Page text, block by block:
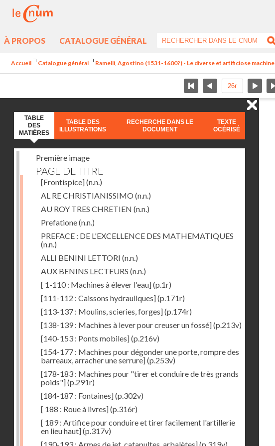
À PROPOS CATALOGUE GÉNÉRAL
Accueil Catalogue général Ramelli, Agostino (1531-1600?) - Le diverse et artificiose machine
TABLE
DES
MATIÈRES
TABLE DES
ILLUSTRATIONS
RECHERCHE DANS LE
DOCUMENT
TEXTE
OCÉRISÉ
Première image
PAGE DE TITRE
[Frontispice](n.n.)
AL RE CHRISTIANISSIMO (n.n.)
AU ROY TRES CHRETIEN (n.n.)
Prefatione(n.n.)
PREFACE : DE L'EXCELLENCE DES MATHEMATIQUES
(n.n.)
ALLI BENINI LETTORI (n.n.)
AUX BENINS LECTEURS (n.n.)
[ 1-110 : Machines à élever l'eau](p.1r)
[111-112 : Caissons hydrauliques](p.171r)
[113-137 : Moulins, scieries, forges](p.174r)
[138-139 : Machines à lever pour creuser un fossé](p.213v)
[140-153 : Ponts mobiles](p.216v)
[154-177 : Machines pour dégonder une porte, rompre des
barreaux, arracher une serrure](p.253v)
[178-183 : Machines pour "tirer et conduire de très grands
poids"](p.291r)
[184-187 : Fontaines](p.302v)
[ 188 : Roue à livres](p.316r)
[ 189 : Artifice pour conduire et tirer facilement l'artillerie
en lieu haut](p.317v)